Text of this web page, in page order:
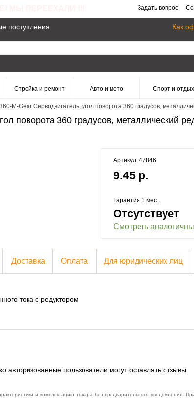
Задать вопрос
поступления Как
Стройка и ремонт Авто и мото Спорт и отдых
M-Gear Серводвигатель, угол поворота 360 градусов,
поворота 360 градусов, металлический
Артикул: 47846
9.45 р.
Гарантия 1 мес.
Отсутствует
Смотреть
Доставка Оплата Для юридических лиц
тока с редуктором
пользователи могут оставлять отзывы.
и комплектацию товара без предварительного уведомления.